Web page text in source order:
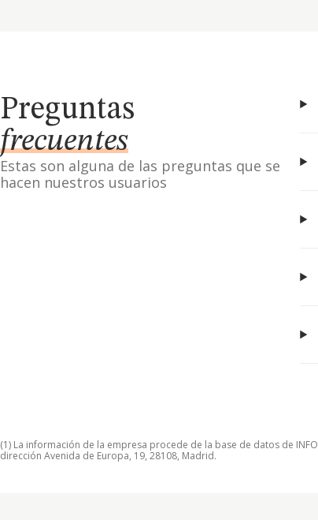
Preguntas
frecuentes
Estas son alguna de las preguntas que se
hacen nuestros usuarios
(1) La información de la empresa procede de la base de datos de
dirección Avenida de Europa, 19, 28108, Madrid.